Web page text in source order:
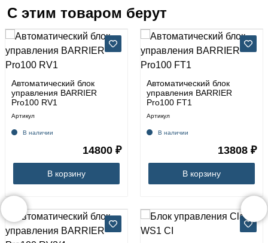
С этим товаром берут
Автоматический блок
управления BARRIER
Pro100 RV1
Артикул
В наличии
14800 ₽
В корзину
Автоматический блок
управления BARRIER
Pro100 FT1
Артикул
В наличии
13808 ₽
В корзину